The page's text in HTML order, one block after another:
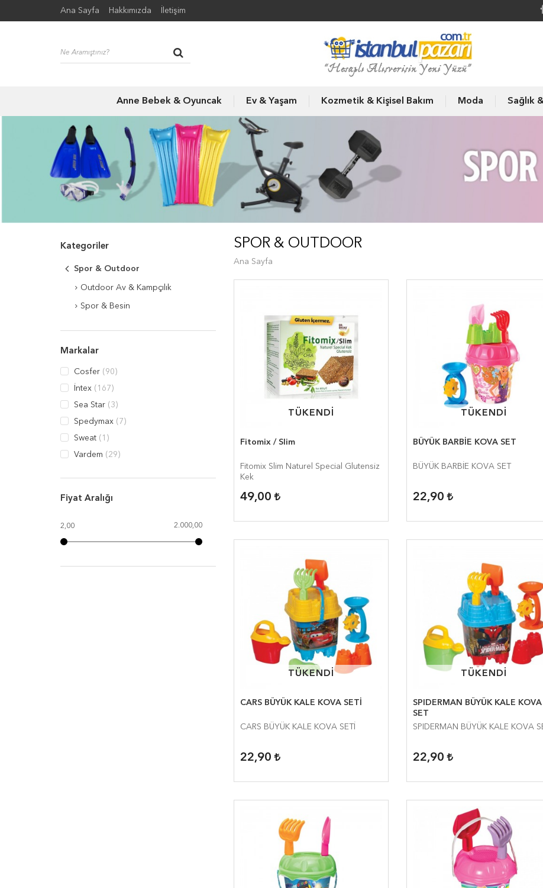
Ana Sayfa Hakkımızda İletişim
Anne Bebek & Oyuncak Ev & Yaşam Kozmetik & Kişisel Bakım Moda Sağlık
Kategoriler
Spor & Outdoor
Outdoor Av & Kampçılık
Spor & Besin
Markalar
Cosfer (90)
İntex (167)
Sea Star (3)
Spedymax (7)
Sweat (1)
Vardem (29)
Fiyat Aralığı
2,00 2.000,00
SPOR & OUTDOOR
Ana Sayfa
TÜKENDİ
TÜKENDİ
Fitomix / Slim
Fitomix Slim Naturel Special Glutensiz
Kek
49,00
TÜKENDİ
TÜKENDİ
BÜYÜK BARBİE KOVA SET
BÜYÜK BARBİE KOVA SET
22,90
TÜKENDİ
TÜKENDİ
CARS BÜYÜK KALE KOVA SETİ
CARS BÜYÜK KALE KOVA SETİ
22,90
TÜKENDİ
TÜKENDİ
SPIDERMAN BÜYÜK KALE KOVA
SET
SPIDERMAN BÜYÜK KALE KOVA
22,90